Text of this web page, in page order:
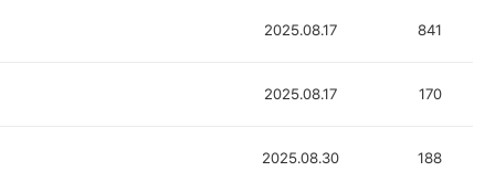
2025.08.17 841
2025.08.17 170
2025.08.30 188